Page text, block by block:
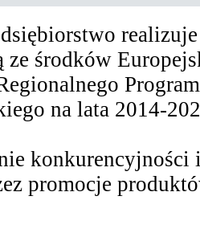
ze środków
na lata 2014-
promocje